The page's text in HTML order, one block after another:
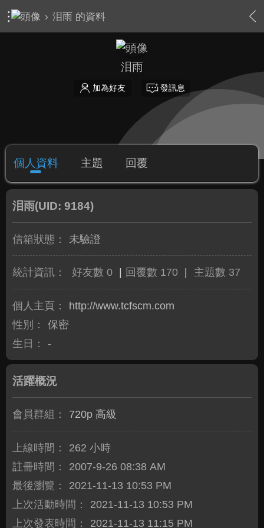
› 泪雨 的資料
泪雨
加為好友 發訊息
個人資料 主題 回覆
泪雨(UID: 9184)
信箱狀態： 未驗證
統計資訊： 好友數 0 回覆數 170 主題數 37
個人主頁：
http://www.tcfscm.com
性別：
保密
生日：
-
活躍概況
會員群組： 720p 高級
上線時間：
262 小時
註冊時間：
2007-9-26 08:38 AM
最後瀏覽：
2021-11-13 10:53 PM
上次活動時間：
2021-11-13 10:53 PM
上次發表時間：
2021-11-13 11:15 PM